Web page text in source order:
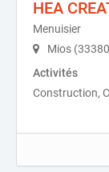
HEA
Menuisier
Mios
Activités
Construction,